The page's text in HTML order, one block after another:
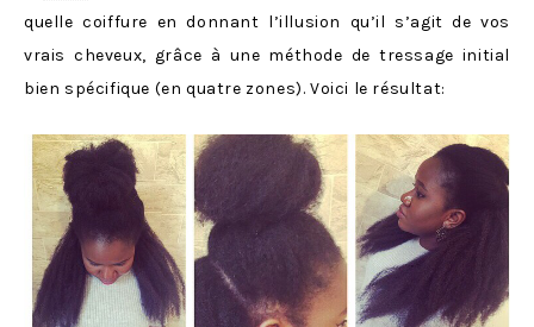
quelle coiffure en donnant l’illusion qu’il s’agit de vos
vrais cheveux, grâce à une méthode de tressage initial
bien spécifique (en quatre zones). Voici le résultat: